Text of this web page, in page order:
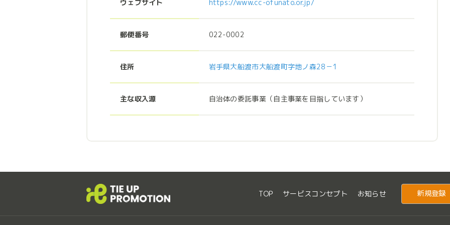
ウェブサイト https://www.cc-ofunato.or.jp/
郵便番号 022-0002
住所 岩手県大船渡市大船渡町字地ノ森28－1
主な収入源 自治体の委託事業（自主事業を目指しています）
TOP サービスコンセプト お知らせ 新規登録